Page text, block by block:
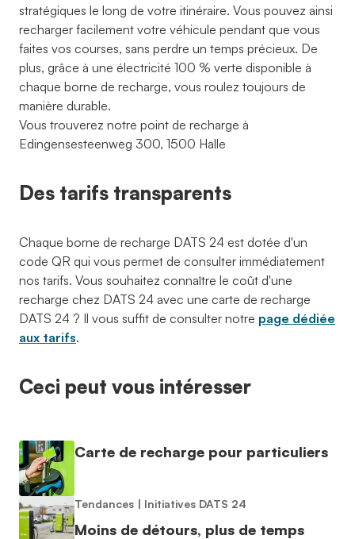
stratégiques le long de votre itinéraire. Vous pouvez ainsi
recharger facilement votre véhicule pendant que vous
faites vos courses, sans perdre un temps précieux. De
plus, grâce à une électricité 100 % verte disponible à
chaque borne de recharge, vous roulez toujours de
manière durable.
Vous trouverez notre point de recharge à
Edingensesteenweg 300, 1500 Halle
Des tarifs transparents
Chaque borne de recharge DATS 24 est dotée d'un
code QR qui vous permet de consulter immédiatement
nos tarifs. Vous souhaitez connaître le coût d'une
recharge chez DATS 24 avec une carte de recharge
DATS 24 ? Il vous suffit de consulter notre page dédiée
aux tarifs.
Ceci peut vous intéresser
Carte de recharge pour particuliers
Tendances | Initiatives DATS 24
Moins de détours, plus de temps